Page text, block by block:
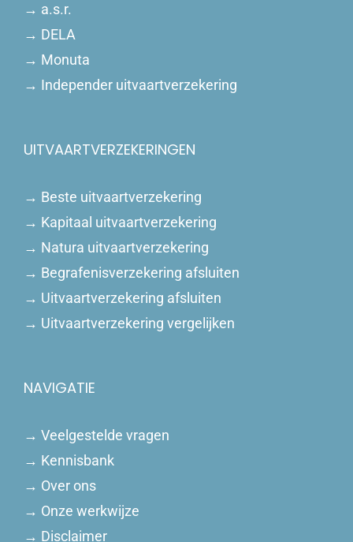
→ a.s.r.
→ DELA
→ Monuta
→ Independer uitvaartverzekering
UITVAARTVERZEKERINGEN
→ Beste uitvaartverzekering
→ Kapitaal uitvaartverzekering
→ Natura uitvaartverzekering
→ Begrafenisverzekering afsluiten
→ Uitvaartverzekering afsluiten
→ Uitvaartverzekering vergelijken
NAVIGATIE
→ Veelgestelde vragen
→ Kennisbank
→ Over ons
→ Onze werkwijze
→ Disclaimer